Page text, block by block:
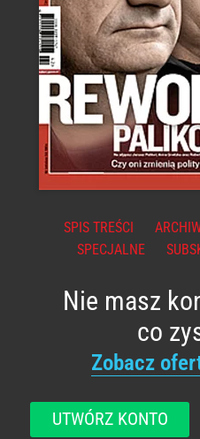
SPIS TREŚCI
SPECJALNE
Nie masz
co
Zobacz
UTWÓRZ KONTO